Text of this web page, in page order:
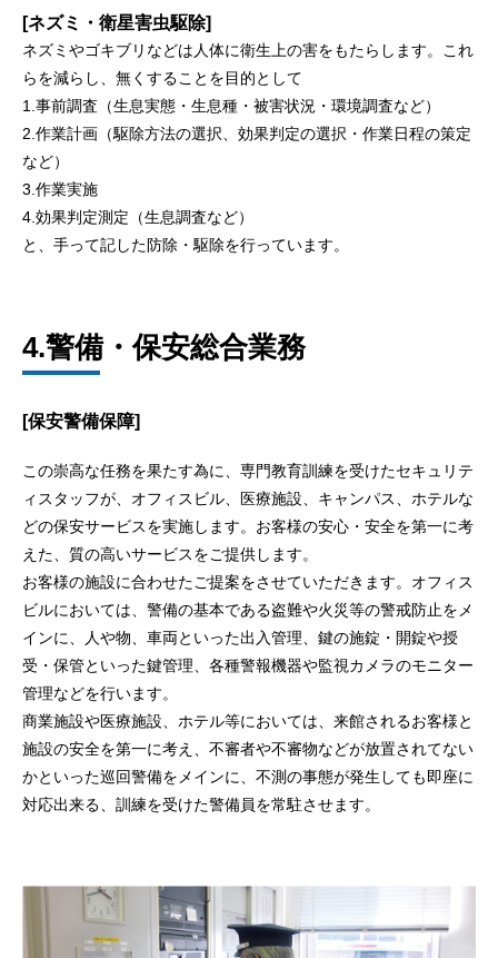
[ネズミ・衛星害虫駆除]
ネズミやゴキブリなどは人体に衛生上の害をもたらします。これ
らを減らし、無くすることを目的として
1.事前調査（生息実態・生息種・被害状況・環境調査など）
2.作業計画（駆除方法の選択、効果判定の選択・作業日程の策定
など）
3.作業実施
4.効果判定測定（生息調査など）
と、手って記した防除・駆除を行っています。
4.警備・保安総合業務
[保安警備保障]
この崇高な任務を果たす為に、専門教育訓練を受けたセキュリテ
ィスタッフが、オフィスビル、医療施設、キャンパス、ホテルな
どの保安サービスを実施します。お客様の安心・安全を第一に考
えた、質の高いサービスをご提供します。
お客様の施設に合わせたご提案をさせていただきます。オフィス
ビルにおいては、警備の基本である盗難や火災等の警戒防止をメ
インに、人や物、車両といった出入管理、鍵の施錠・開錠や授
受・保管といった鍵管理、各種警報機器や監視カメラのモニター
管理などを行います。
商業施設や医療施設、ホテル等においては、来館されるお客様と
施設の安全を第一に考え、不審者や不審物などが放置されてない
かといった巡回警備をメインに、不測の事態が発生しても即座に
対応出来る、訓練を受けた警備員を常駐させます。